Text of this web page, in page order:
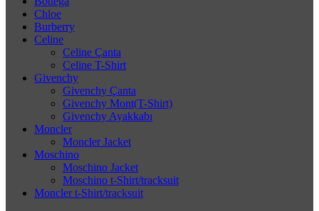
Chloe
Burberry
Celine
Celine Çanta
Celine T-Shirt
Givenchy
Givenchy Çanta
Givenchy Mont(T-Shirt)
Givenchy Ayakkabı
Moncler
Moncler Jacket
Moschino
Moschino Jacket
Moschino t-Shirt/tracksuit
Moncler t-Shirt/tracksuit